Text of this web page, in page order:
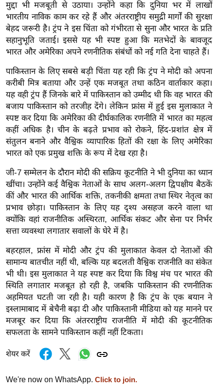
ड
फि
ल्म
स
क्षा
B
r
e
a
k
i
g
N
e
w
s
इ
फ
स्टा
इ
ल
टे
क्नॉ
जी
मुद्दा भी मजबूती से उठाया। उन्होंने कहा कि दुनिया भर में लाखों
भारतीय नाविक काम कर रहे हैं और अंतरराष्ट्रीय समुद्री मार्गों की सुरक्षा
बेहद जरूरी है। ट्रंप ने इस चिंता को गंभीरता से सुना और भारत के प्रति
सहानुभूति जताई। इससे यह भी स्पष्ट हुआ कि मतभेदों के बावजूद
भारत और अमेरिका अपने रणनीतिक संबंधों को नई गति देना चाहते हैं।
पाकिस्तान के लिए सबसे बड़ी चिंता यह रही कि ट्रंप ने मोदी को अपना
करीबी मित्र बताया और उन्हें एक मजबूत तथा कठिन वार्ताकार कहा।
यह वही ट्रंप हैं जिनके बारे में पाकिस्तान को उम्मीद थी कि वह भारत की
बजाय पाकिस्तान को तरजीह देंगे। लेकिन फ्रांस में हुई इस मुलाकात ने
स्पष्ट कर दिया कि अमेरिका की दीर्घकालिक रणनीति में भारत का महत्व
कहीं अधिक है। चीन के बढ़ते प्रभाव को रोकने, हिंद-प्रशांत क्षेत्र में
संतुलन बनाने और वैश्विक व्यापारिक हितों की रक्षा के लिए अमेरिका
भारत को एक प्रमुख शक्ति के रूप में देख रहा है।
जी-7 सम्मेलन के दौरान मोदी की सक्रिय कूटनीति ने भी दुनिया का ध्यान
खींचा। उन्होंने कई वैश्विक नेताओं के साथ अलग-अलग द्विपक्षीय बैठकें
कीं और भारत की आर्थिक शक्ति, तकनीकी क्षमता तथा स्थिर नेतृत्व का
प्रभाव छोड़ा। पाकिस्तान के लिए यह दृश्य असहज करने वाला था
क्योंकि वहां राजनीतिक अस्थिरता, आर्थिक संकट और सेना पर निर्भर
सत्ता व्यवस्था लगातार सवालों के घेरे में है।
बहरहाल, फ्रांस में मोदी और ट्रंप की मुलाकात केवल दो नेताओं की
सामान्य बातचीत नहीं थी, बल्कि यह बदलती वैश्विक राजनीति का संकेत
भी थी। इस मुलाकात ने यह स्पष्ट कर दिया कि विश्व मंच पर भारत की
स्थिति लगातार मजबूत हो रही है, जबकि पाकिस्तान की रणनीतिक
अहमियत घटती जा रही है। यही कारण है कि ट्रंप के एक बयान ने
इस्लामाबाद में बेचैनी बढ़ा दी और पाकिस्तानी मीडिया को यह मानने पर
मजबूर कर दिया कि अंतरराष्ट्रीय राजनीति में मोदी की कूटनीतिक
सफलता के सामने पाकिस्तान कहीं नहीं टिकता।
शेयर करें
We're now on WhatsApp. Click to join.